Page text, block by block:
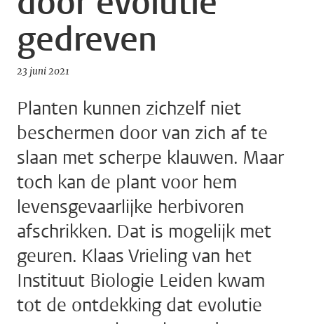
gedreven
23 juni 2021
Planten kunnen zichzelf niet
beschermen door van zich af te
slaan met scherpe klauwen. Maar
toch kan de plant voor hem
levensgevaarlijke herbivoren
afschrikken. Dat is mogelijk met
geuren. Klaas Vrieling van het
Instituut Biologie Leiden kwam
tot de ontdekking dat evolutie